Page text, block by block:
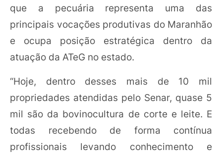
que a pecuária representa uma das
principais vocações produtivas do Maranhão
e ocupa posição estratégica dentro da
atuação da ATeG no estado.
“Hoje, dentro desses mais de 10 mil
propriedades atendidas pelo Senar, quase 5
mil são da bovinocultura de corte e leite. E
todas recebendo de forma contínua
profissionais levando conhecimento e